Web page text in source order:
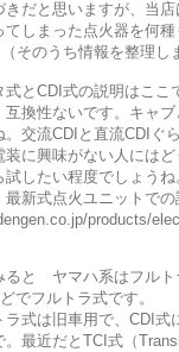
きだと思いますが、当
てしまった点火器を何
そのうち情報を整理し
式とCDI式の説明はこ
換性ないです。キャブ
。交流CDIと直流CDI
に興味がない人にはど
試したい程度でしょう
最新式点火ユニットで
products/
ると ヤマハ系はフル
でフルトラ式です。
ラ式は旧車用で、CDI
。最近だとTCI式（